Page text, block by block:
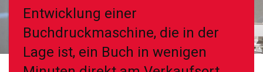
Entwicklung einer
Buchdruckmaschine, die in der
Lage ist, ein Buch in wenigen